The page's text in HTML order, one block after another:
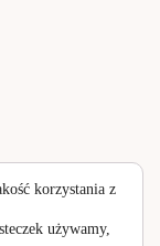
korzystania z
używamy,